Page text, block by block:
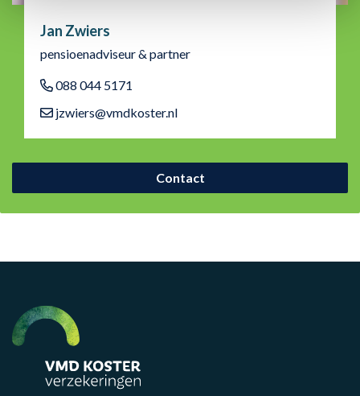
Jan Zwiers
pensioenadviseur & partner
088 044 5171
jzwiers@vmdkoster.nl
Contact